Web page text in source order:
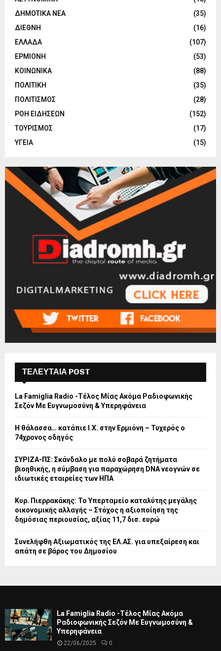
ΔΗΜΟΤΙΚΑ ΝΕΑ
(35)
ΔΙΕΘΝΗ
(16)
ΕΛΛΑΔΑ
(107)
ΕΡΜΙΟΝΗ
(53)
ΚΟΙΝΩΝΙΚΑ
(88)
ΠΟΛΙΤΙΚΗ
(35)
ΠΟΛΙΤΙΣΜΟΣ
(28)
ΡΟΗ ΕΙΔΗΣΕΩΝ
(152)
ΤΟΥΡΙΣΜΟΣ
(17)
ΥΓΕΙΑ
(15)
ΤΕΛΕΥΤΑΙΑ POST
La Famiglia Radio -Τέλος Μίας Ακόμα Ραδιοφωνικής
Σεζόν Με Ευγνωμοσύνη & Υπερηφάνεια
Η θάλασσα… κατάπιε Ι.Χ. στην Ερμιόνη – Τυχερός ο
74χρονος οδηγός
ΣΥΡΙΖΑ-ΠΣ: Σκάνδαλο με πολύ σοβαρά ζητήματα
βιοηθικής, η σύμβαση για παραχώρηση DNA νεογνών σε
ιδιωτικές εταιρείες των ΗΠΑ
Κυρ. Πιερρακάκης: Το Υπερταμείο καταλύτης μεγάλης
οικονομικής αλλαγής – Στόχος η αξιοποίηση της
δημόσιας περιουσίας, αξίας 11,7 δισ. ευρώ
Συνελήφθη Αξιωματικός της ΕΛ.ΑΣ. για υπεξαίρεση και
απάτη σε βάρος του Δημοσίου
La Famiglia Radio -Τέλος Μίας Ακόμα
Ραδιοφωνικής Σεζόν Με Ευγνωμοσύνη &
Υπερηφάνεια
22/06/2025 0